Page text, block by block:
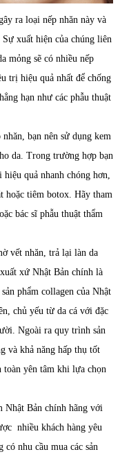
ra loại nếp nhăn này và
xuất hiện của chúng liên
mỏng sẽ có nhiều nếp
trị hiệu quả nhất để chống
hạn như các phẫu thuật
bạn nên sử dụng kem
da. Trong trường hợp bạn
quả nhanh chóng hơn,
hoặc tiêm botox. Hãy tham
bác sĩ phẫu thuật thẩm
vết nhăn, trả lại làn da
xứ Nhật Bản chính là
phẩm collagen của Nhật
chủ yếu từ da cá với đặc
Ngoài ra quy trình sản
và khả năng hấp thụ tốt
toàn yên tâm khi lựa chọn
Nhật Bản chính hãng với
nhiều khách hàng yêu
nhu cầu mua các sản